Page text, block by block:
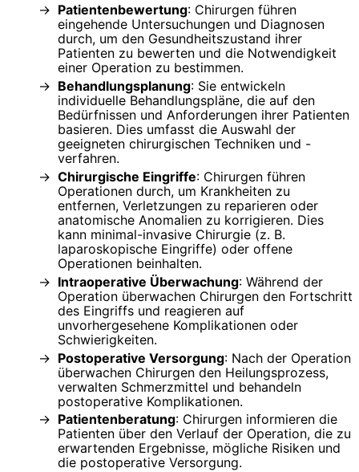
Patientenbewertung: Chirurgen führen
eingehende Untersuchungen und Diagnosen
durch, um den Gesundheitszustand ihrer
Patienten zu bewerten und die Notwendigkeit
einer Operation zu bestimmen.
Behandlungsplanung: Sie entwickeln
individuelle Behandlungspläne, die auf den
Bedürfnissen und Anforderungen ihrer Patienten
basieren. Dies umfasst die Auswahl der
geeigneten chirurgischen Techniken und -
verfahren.
Chirurgische Eingriffe: Chirurgen führen
Operationen durch, um Krankheiten zu
entfernen, Verletzungen zu reparieren oder
anatomische Anomalien zu korrigieren. Dies
kann minimal-invasive Chirurgie (z. B.
laparoskopische Eingriffe) oder offene
Operationen beinhalten.
Intraoperative Überwachung: Während der
Operation überwachen Chirurgen den Fortschritt
des Eingriffs und reagieren auf
unvorhergesehene Komplikationen oder
Schwierigkeiten.
Postoperative Versorgung: Nach der Operation
überwachen Chirurgen den Heilungsprozess,
verwalten Schmerzmittel und behandeln
postoperative Komplikationen.
Patientenberatung: Chirurgen informieren die
Patienten über den Verlauf der Operation, die zu
erwartenden Ergebnisse, mögliche Risiken und
die postoperative Versorgung.